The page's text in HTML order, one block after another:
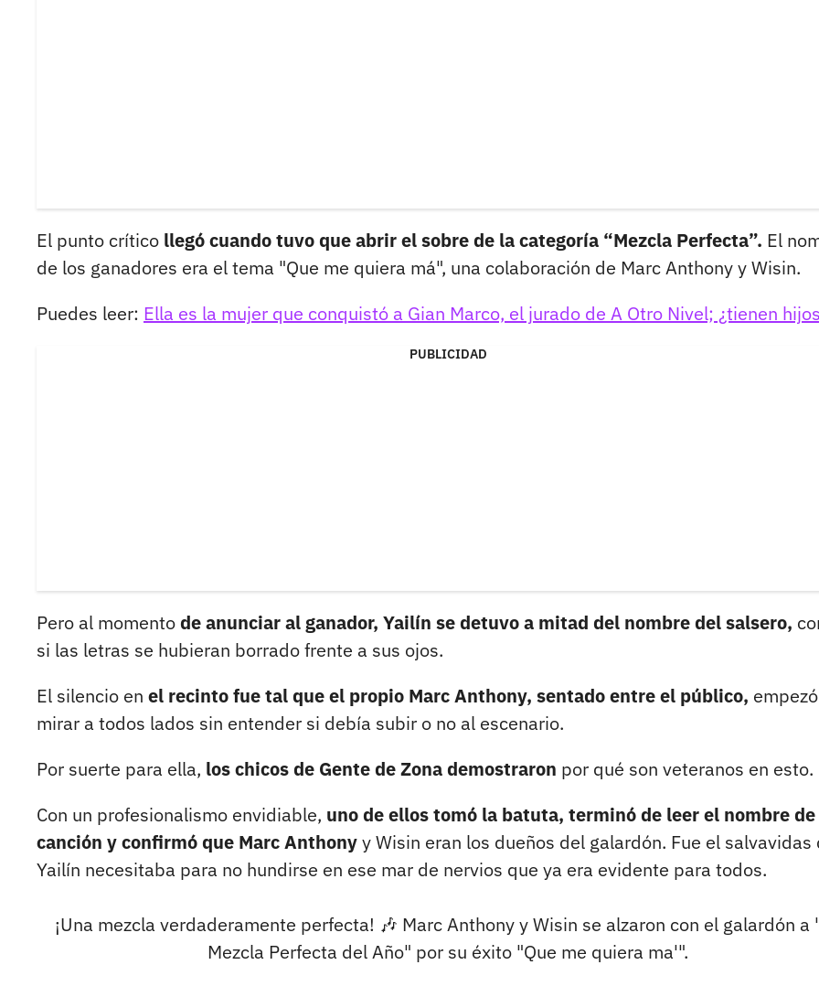
El punto crítico llegó cuando tuvo que abrir el sobre de la categoría “Mezcla Perfecta”. El
de los ganadores era el tema "Que me quiera má", una colaboración de Marc Anthony y Wisin.
Puedes leer: Ella es la mujer que conquistó a Gian Marco, el jurado de A Otro Nivel; ¿tienen
PUBLICIDAD
Pero al momentode anunciar al ganador, Yailín se detuvo a mitad del nombre del salsero,
si las letras se hubieran borrado frente a sus ojos.
El silencio en el recinto fue tal que el propio Marc Anthony, sentado entre el público,
mirar a todos lados sin entender si debía subir o no al escenario.
Por suerte para ella, los chicos de Gente de Zona demostraron por qué son veteranos en esto.
Con un profesionalismo envidiable, uno de ellos tomó la batuta, terminó de leer el nombre
canción y confirmó que Marc Anthonyy Wisin eran los dueños del galardón. Fue el salvavidas
Yailín necesitaba para no hundirse en ese mar de nervios que ya era evidente para todos.
¡Una mezcla verdaderamente perfecta! 🎶 Marc Anthony y Wisin se alzaron con el galardón a
Mezcla Perfecta del Año" por su éxito "Que me quiera ma'".